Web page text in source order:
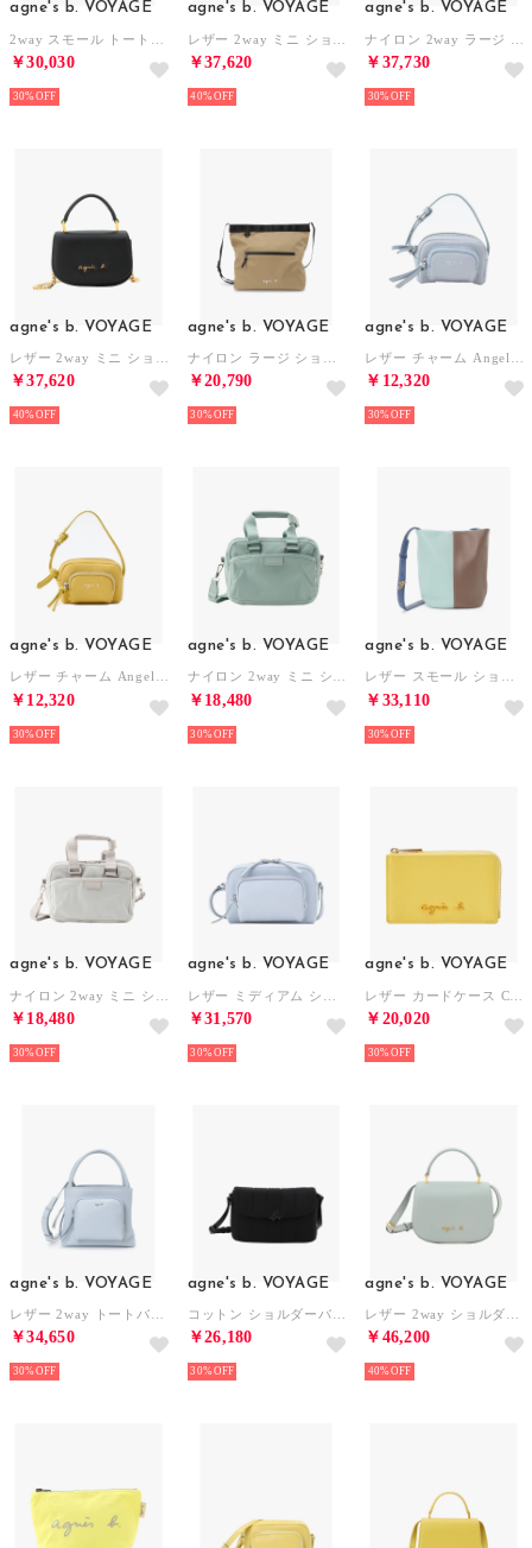
agne's b. VOYAGE
￥30,030
30%
agne's b. VOYAGE
￥37,620
40%
agne's b. VOYAGE
￥37,730
30%
agne's b. VOYAGE
￥37,620
40%
agne's b. VOYAGE
￥20,790
30%
agne's b. VOYAGE
￥12,320
30%
agne's b. VOYAGE
レザー チャーム Angele ABA02ー01 （イエロー）
￥12,320
30%
agne's b. VOYAGE
ナイロン 2way ミニ ショルダー My bag RAT01ー13 （ブルー）
￥18,480
30%
agne's b. VOYAGE
レザー スモール ショルダーバッグ ABS15ー01 （ブルー）
￥33,110
30%
agne's b. VOYAGE
￥18,480
30%
agne's b. VOYAGE
￥31,570
30%
agne's b. VOYAGE
￥20,020
30%
agne's b. VOYAGE
￥34,650
30%
agne's b. VOYAGE
￥26,180
30%
agne's b. VOYAGE
￥46,200
40%